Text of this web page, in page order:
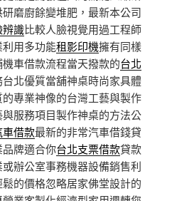
磨廚餘變堆肥，最新本公司
辨識比較人臉視覺用過工程師
用多功能租影印機擁有同樣
車借款流程當天撥款的台北
北優質當舖神桌時尚家具體
的專業神像的台灣工藝與製作
與服務項目製作神桌的方法公
車借款最新的非常汽車借錢貸
牌適合你台北支票借款貸款
辦公室事務機器設備銷售利
的價格忽略居家佛堂設計的